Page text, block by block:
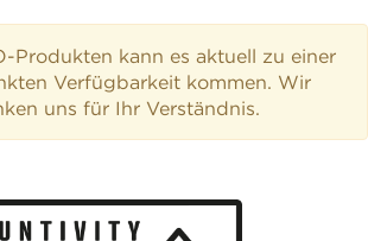
Produkten kann es aktuell zu einer
Verfügbarkeit kommen. Wir
uns für Ihr Verständnis.